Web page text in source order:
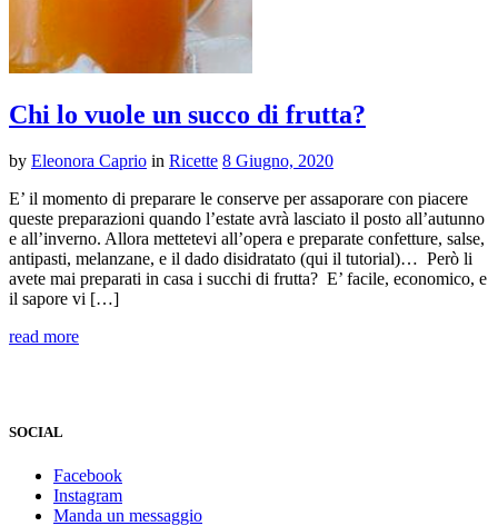
Chi lo vuole un succo di frutta?
by Eleonora Caprio in Ricette 8 Giugno, 2020
E’ il momento di preparare le conserve per assaporare con piacere
queste preparazioni quando l’estate avrà lasciato il posto all’autunno
e all’inverno. Allora mettetevi all’opera e preparate confetture, salse,
antipasti, melanzane, e il dado disidratato (qui il tutorial)… Però li
avete mai preparati in casa i succhi di frutta? E’ facile, economico, e
il sapore vi […]
read more
SOCIAL
Facebook
Instagram
Manda un messaggio